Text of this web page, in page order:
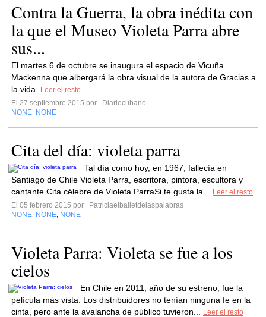
Contra la Guerra, la obra inédita con
la que el Museo Violeta Parra abre
sus...
El martes 6 de octubre se inaugura el espacio de Vicuña
Mackenna que albergará la obra visual de la autora de Gracias a
la vida.
Leer el resto
El 27 septiembre 2015 por
Diariocubano
NONE NONE
Cita del día: violeta parra
Tal día como hoy, en 1967, fallecía en
Santiago de Chile Violeta Parra, escritora, pintora, escultora y
cantante.Cita célebre de Violeta ParraSi te gusta la...
Leer el resto
El 05 febrero 2015 por
Patriciaelballetdelaspalabras
NONE NONE NONE
Violeta Parra: Violeta se fue a los
cielos
En Chile en 2011, año de su estreno, fue la
película más vista. Los distribuidores no tenían ninguna fe en la
cinta, pero ante la avalancha de público tuvieron...
Leer el resto